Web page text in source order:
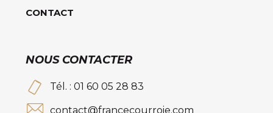
CONTACT
NOUS CONTACTER
Tél. : 01 60 05 28 83
contact@francecourroie.com